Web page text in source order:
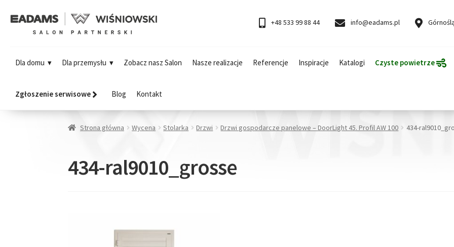
+48 533 99 88 44 info@eadams.pl
Dla domu Dla przemysłu Zobacz nasz Salon Nasze realizacje Referencje Inspiracje Katalogi Czyste powietrze
Zgłoszenie serwisowe Blog Kontakt
Strona główna Wycena Stolarka Drzwi Drzwi gospodarcze panelowe – DoorLight 45. Profil AW 100 434-
434-ral9010_grosse